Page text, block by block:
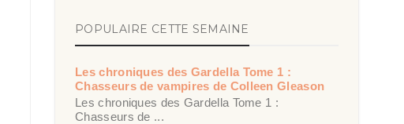
POPULAIRE CETTE SEMAINE
Les chroniques des Gardella Tome 1 :
Chasseurs de vampires de Colleen Gleason
Les chroniques des Gardella Tome 1 :
Chasseurs de ...